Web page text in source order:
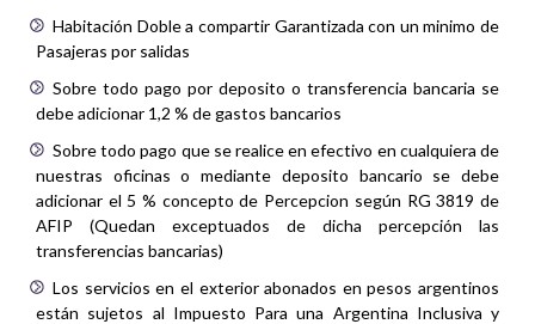
Habitación Doble a compartir Garantizada con un minimo de
Pasajeras por salidas
Sobre todo pago por deposito o transferencia bancaria se
debe adicionar 1,2 % de gastos bancarios
Sobre todo pago que se realice en efectivo en cualquiera de
nuestras oficinas o mediante deposito bancario se debe
adicionar el 5 % concepto de Percepcion según RG 3819 de
AFIP (Quedan exceptuados de dicha percepción las
transferencias bancarias)
Los servicios en el exterior abonados en pesos argentinos
están sujetos al Impuesto Para una Argentina Inclusiva y